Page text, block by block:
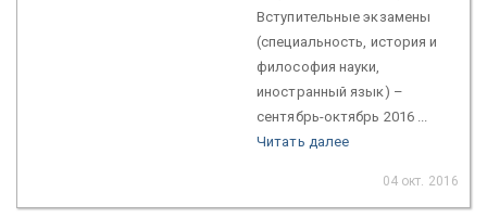
Вступительные экзамены
(специальность, история и
философия науки,
иностранный язык) –
сентябрь-октябрь 2016 ...
Читать далее
04 окт. 2016